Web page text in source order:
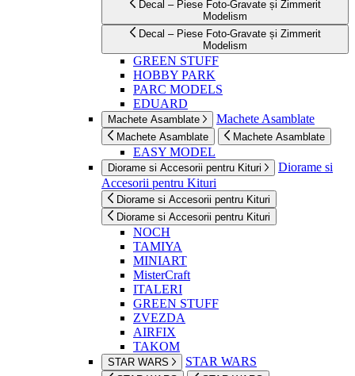
Decal – Piese Foto-Gravate și Zimmerit
Modelism
Decal – Piese Foto-Gravate și Zimmerit
Modelism
GREEN STUFF
HOBBY PARK
PARC MODELS
EDUARD
Machete Asamblate Machete Asamblate
Machete Asamblate Machete Asamblate
EASY MODEL
Diorame si Accesorii pentru Kituri
Diorame si
Accesorii pentru Kituri
Diorame si Accesorii pentru Kituri
Diorame si Accesorii pentru Kituri
NOCH
TAMIYA
MINIART
MisterCraft
ITALERI
GREEN STUFF
ZVEZDA
AIRFIX
TAKOM
STAR WARS STAR WARS